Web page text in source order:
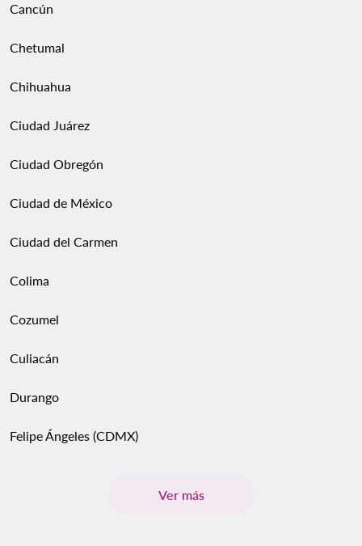
Cancún
Chetumal
Chihuahua
Ciudad Juárez
Ciudad Obregón
Ciudad de México
Ciudad del Carmen
Colima
Cozumel
Culiacán
Durango
Felipe Ángeles (CDMX)
Ver más